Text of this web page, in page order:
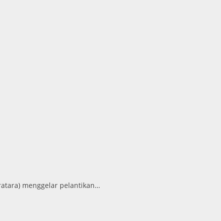
menggelar pelantikan…